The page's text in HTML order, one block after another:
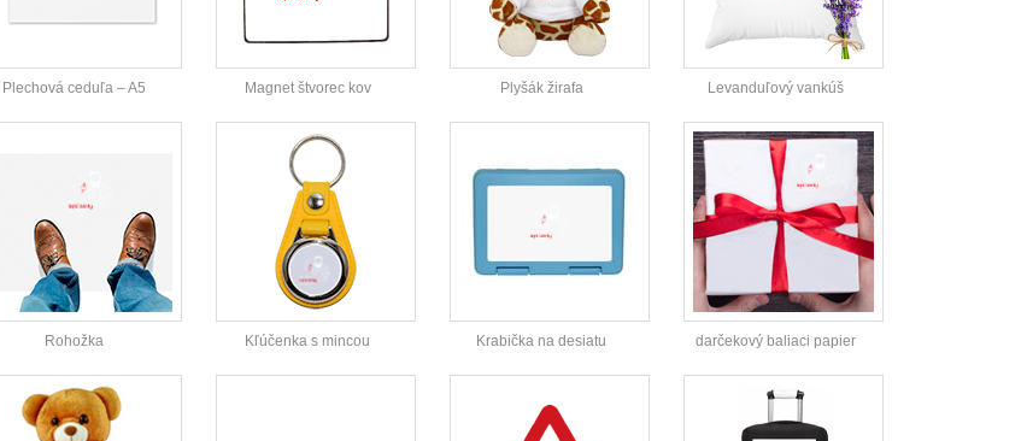
Plechová ceduľa – A5 Magnet štvorec kov Plyšák žirafa Levanduľový vankúš
Rohožka Kľúčenka s mincou Krabička na desiatu darčekový baliaci papier